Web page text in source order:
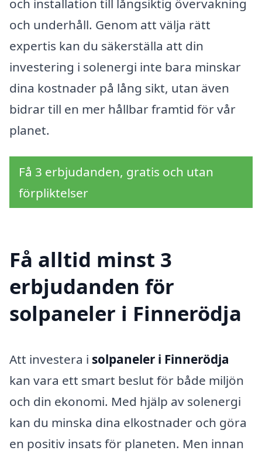
och installation till långsiktig övervakning
och underhåll. Genom att välja rätt
expertis kan du säkerställa att din
investering i solenergi inte bara minskar
dina kostnader på lång sikt, utan även
bidrar till en mer hållbar framtid för vår
planet.
Få 3 erbjudanden, gratis och utan
förpliktelser
Få alltid minst 3
erbjudanden för
solpaneler i Finnerödja
Att investera i solpaneler i Finnerödja
kan vara ett smart beslut för både miljön
och din ekonomi. Med hjälp av solenergi
kan du minska dina elkostnader och göra
en positiv insats för planeten. Men innan